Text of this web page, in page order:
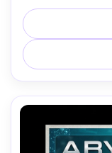
CITY」）、強い
レンズ、シャープ